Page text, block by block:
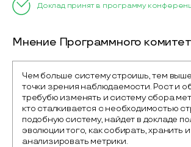
Доклад принят в программу
Мнение Программного
Чем больше систему строишь, тем
точки зрения наблюдаемости. Рост и
требубю изменять и систему сбора
кто сталкивается с необходимостью
подобную систему, найдет в докладе
эволюции того, как собирать, хранить и
анализировать метрики.